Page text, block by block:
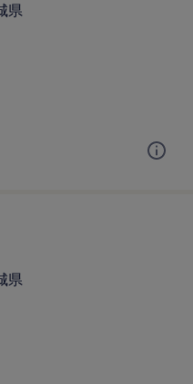
県
県